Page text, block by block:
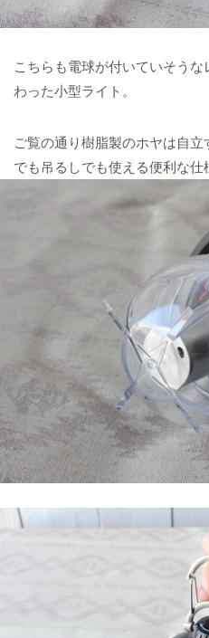
こちらも電球が付いていそう
わった小型ライト。
ご覧の通り樹脂製のホヤは自
でも吊るしでも使える便利な仕